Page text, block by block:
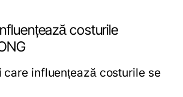
costurile
care influențează costurile se